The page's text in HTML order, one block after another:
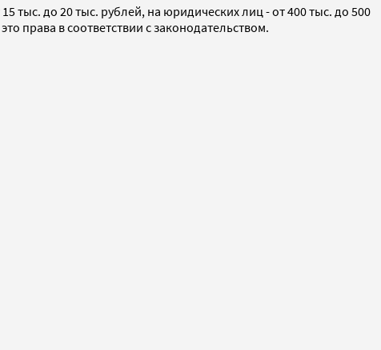
до 20 тыс. рублей, на юридических лиц - от 400 тыс. до 500
права в соответствии с законодательством.